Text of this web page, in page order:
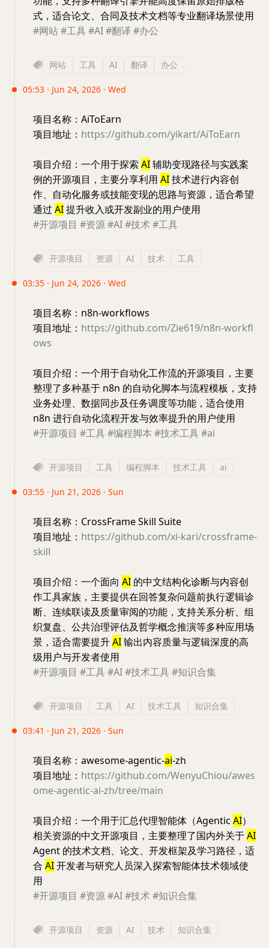
式，适合论文、合同及技术文档等专业翻译场景使用
#网站#工具#AI#翻译 #办公
网站 工具 AI 翻译 办公
05:53 · Jun 24, 2026 · Wed
项目名称：AiToEarn
项目地址： https://github.com/yikart/AiToEarn
项目介绍：一个用于探索 AI辅助变现路径与实践案
例的开源项目，主要分享利用 AI技术进行内容创
作、自动化服务或技能变现的思路与资源，适合希望
通过 AI提升收入或开发副业的用户使用
#开源项目 #资源#AI#技术#工具
开源项目 资源 AI 技术 工具
03:35 · Jun 24, 2026 · Wed
项目名称：n8n-workflows
项目地址： https://github.com/Zie619/n8n-workfl
ows
项目介绍：一个用于自动化工作流的开源项目，主要
整理了多种基于 n8n 的自动化脚本与流程模板，支持
业务处理、数据同步及任务调度等功能，适合使用
n8n 进行自动化流程开发与效率提升的用户使用
#开源项目 #工具#编程脚本 #技术工具#ai
开源项目 工具 编程脚本 技术工具 ai
03:55 · Jun 21, 2026 · Sun
项目名称：CrossFrame Skill Suite
项目地址： https://github.com/xi-kari/crossframe-
skill
项目介绍：一个面向 AI 的中文结构化诊断与内容创
作工具家族，主要提供在回答复杂问题前执行逻辑诊
断、连续联读及质量审阅的功能，支持关系分析、组
织复盘、公共治理评估及哲学概念推演等多种应用场
景，适合需要提升AI输出内容质量与逻辑深度的高
级用户与开发者使用
#开源项目 #工具#AI#技术工具#知识合集
开源项目 工具 AI 技术工具 知识合集
03:41 · Jun 21, 2026 · Sun
项目名称：awesome-agentic-ai-zh
项目地址： https://github.com/WenyuChiou/awes
ome-agentic-ai-zh/tree/main
项目介绍：一个用于汇总代理智能体（Agentic AI）
相关资源的中文开源项目，主要整理了国内外关于AI
Agent 的技术文档、论文、开发框架及学习路径，适
合 AI开发者与研究人员深入探索智能体技术领域使
用
#开源项目 #资源#AI#技术#知识合集
开源项目 资源 AI 技术 知识合集